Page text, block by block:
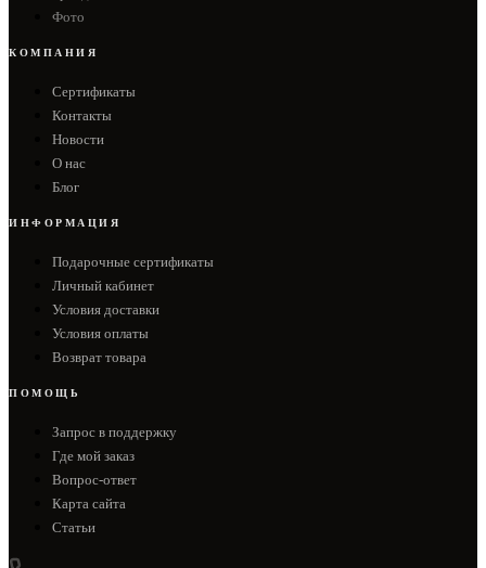
Фото
КОМПАНИЯ
Сертификаты
Контакты
Новости
О нас
Блог
ИНФОРМАЦИЯ
Подарочные сертификаты
Личный кабинет
Условия доставки
Условия оплаты
Возврат товара
ПОМОЩЬ
Запрос в поддержку
Где мой заказ
Вопрос-ответ
Карта сайта
Статьи